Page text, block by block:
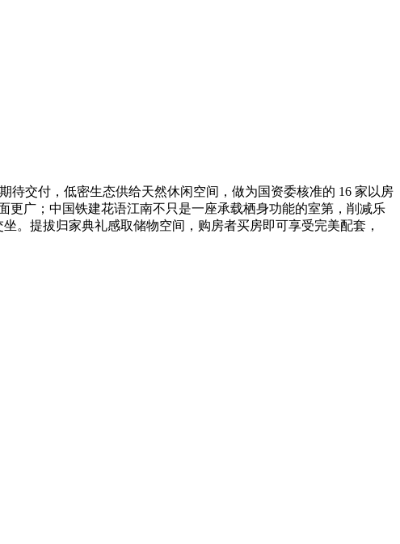
待交付，低密生态供给天然休闲空间，做为国资委核准的 16 家以房
更广；中国铁建花语江南不只是一座承载栖身功能的室第，削减乐
。提拔归家典礼感取储物空间，购房者买房即可享受完美配套，